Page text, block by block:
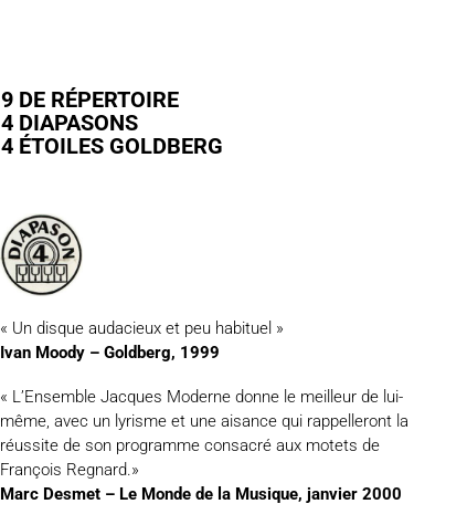
9 DE RÉPERTOIRE
4 DIAPASONS
4 ÉTOILES GOLDBERG
« Un disque audacieux et peu habituel »
Ivan Moody – Goldberg, 1999
« L’Ensemble Jacques Moderne donne le meilleur de lui-
même, avec un lyrisme et une aisance qui rappelleront la
réussite de son programme consacré aux motets de
François Regnard.»
Marc Desmet – Le Monde de la Musique, janvier 2000